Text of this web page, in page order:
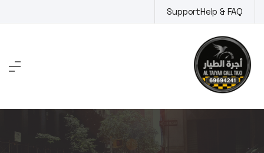
to
content
Help & FAQ
Support